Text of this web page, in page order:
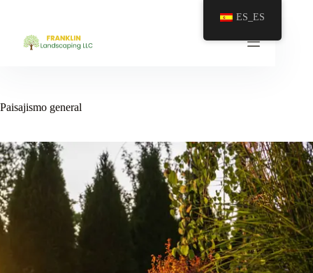
Paisajismo general
ES_ES